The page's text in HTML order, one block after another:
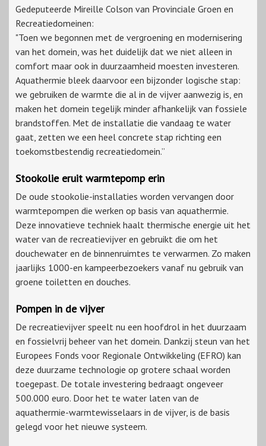
Gedeputeerde Mireille Colson van Provinciale Groen en
Recreatiedomeinen:
"Toen we begonnen met de vergroening en modernisering
van het domein, was het duidelijk dat we niet alleen in
comfort maar ook in duurzaamheid moesten investeren.
Aquathermie bleek daarvoor een bijzonder logische stap:
we gebruiken de warmte die al in de vijver aanwezig is, en
maken het domein tegelijk minder afhankelijk van fossiele
brandstoffen. Met de installatie die vandaag te water
gaat, zetten we een heel concrete stap richting een
toekomstbestendig recreatiedomein.”
Stookolie eruit warmtepomp erin
De oude stookolie-installaties worden vervangen door
warmtepompen die werken op basis van aquathermie.
Deze innovatieve techniek haalt thermische energie uit het
water van de recreatievijver en gebruikt die om het
douchewater en de binnenruimtes te verwarmen. Zo maken
jaarlijks 1000-en kampeerbezoekers vanaf nu gebruik van
groene toiletten en douches.
Pompen in de vijver
De recreatievijver speelt nu een hoofdrol in het duurzaam
en fossielvrij beheer van het domein. Dankzij steun van het
Europees Fonds voor Regionale Ontwikkeling (EFRO) kan
deze duurzame technologie op grotere schaal worden
toegepast. De totale investering bedraagt ongeveer
500.000 euro. Door het te water laten van de
aquathermie-warmtewisselaars in de vijver, is de basis
gelegd voor het nieuwe systeem.